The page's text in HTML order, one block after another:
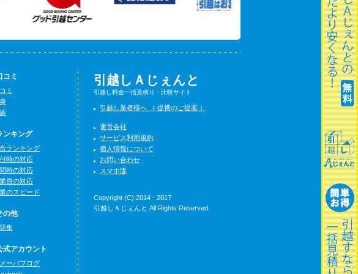
コミ
ミ
ンキング
ランキング
時の対応
時の対応
員の対応
のスピード
の他
集
式アカウント
ーバブログ
引越しＡじぇんと
引越し料金一括見積り・比較サイト
引越し業者様へ （ 提携のご提案 ）
運営会社
サービス利用規約
個人情報について
お問い合わせ
スマホ版
Copyright (C) 2014 - 2017
引越しＡじぇんと All Rights Reserved.